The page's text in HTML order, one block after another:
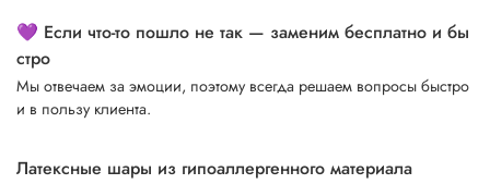
💜 Если что-то пошло не так — заменим бесплатно и бы
стро
Мы отвечаем за эмоции, поэтому всегда решаем вопросы быстро
и в пользу клиента.
Латексные шары из гипоаллергенного материала